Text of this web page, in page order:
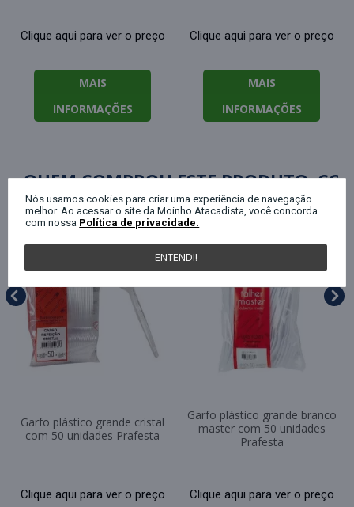
Clique aqui para ver o preço
MAIS
INFORMAÇÕES
Clique aqui para ver o preço
MAIS
INFORMAÇÕES
QUEM COMPROU ESTE PRODUTO,
Garfo plástico grande cristal
com 50 unidades Prafesta
Clique aqui para ver o preço
Garfo plástico grande branco
master com 50 unidades
Prafesta
Clique aqui para ver o preço
Nós usamos cookies para criar uma experiência de navegação
melhor. Ao acessar o site da Moinho Atacadista, você concorda
com nossa Política de privacidade.
ENTENDI!